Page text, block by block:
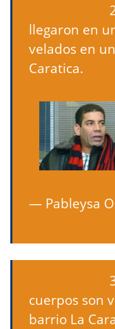
llegaron en
velados en
Caratica.
— Pableysa
cuerpos son
barrio La